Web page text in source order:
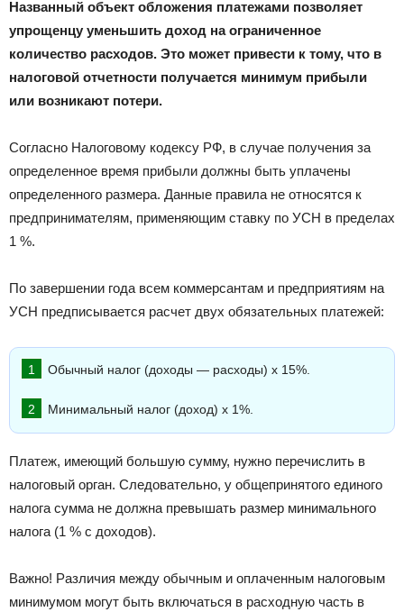
Названный объект обложения платежами позволяет
упрощенцу уменьшить доход на ограниченное
количество расходов. Это может привести к тому, что в
налоговой отчетности получается минимум прибыли
или возникают потери.
Согласно Налоговому кодексу РФ, в случае получения за
определенное время прибыли должны быть уплачены
определенного размера. Данные правила не относятся к
предпринимателям, применяющим ставку по УСН в пределах
1 %.
По завершении года всем коммерсантам и предприятиям на
УСН предписывается расчет двух обязательных платежей:
Обычный налог (доходы — расходы) х 15%.
Минимальный налог (доход) х 1%.
Платеж, имеющий большую сумму, нужно перечислить в
налоговый орган. Следовательно, у общепринятого единого
налога сумма не должна превышать размер минимального
налога (1 % с доходов).
Важно! Различия между обычным и оплаченным налоговым
минимумом могут быть включаться в расходную часть в